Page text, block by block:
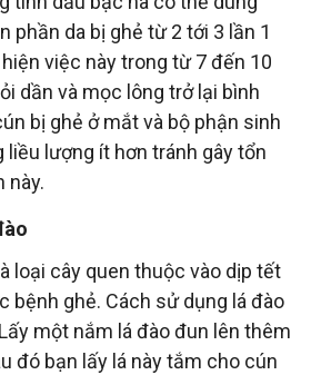
phần da bị ghẻ từ 2 tới 3 lần 1
việc này trong từ 7 đến 10
dần và mọc lông trở lại bình
bị ghẻ ở mắt và bộ phận sinh
lượng ít hơn tránh gây tổn
này.
loại cây quen thuộc vào dịp tết
bệnh ghẻ. Cách sử dụng lá đào
một nắm lá đào đun lên thêm
đó bạn lấy lá này tắm cho cún